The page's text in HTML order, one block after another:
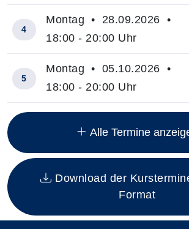
Insgesamt gibt es 8 Termine zum
4
Montag • 28.09.2026 •
18:00 - 20:00 Uhr
5
Montag • 05.10.2026 •
18:00 - 20:00 Uhr
Alle Termine
Download der
Format